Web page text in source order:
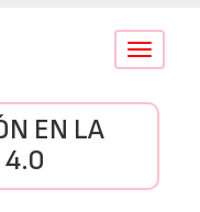
Conmutar
EN LA
4.0